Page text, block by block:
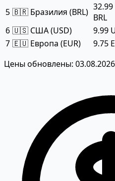
5 🇧🇷 Бразилия (BRL) 32.99
BRL
6 🇺🇸 США (USD) 9.99
7 🇪🇺 Европа (EUR) 9.75
Цены обновлены: